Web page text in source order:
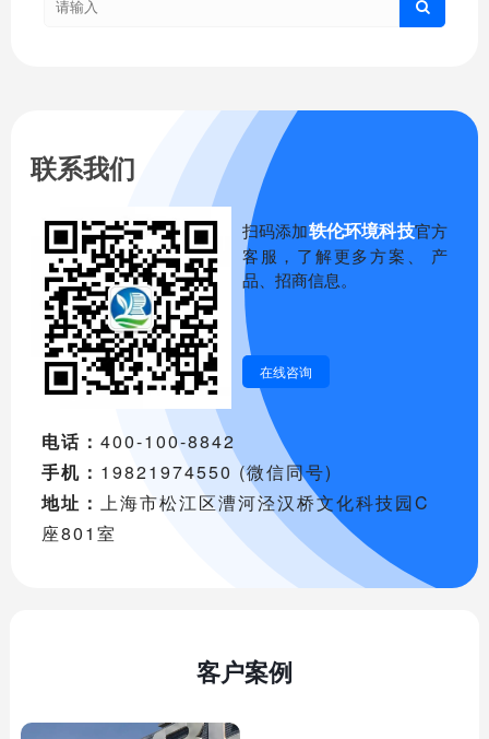
联系我们
扫码添加轶伦环境科技官方
客服，了解更多方案、 产
品、招商信息。
在线咨询
电话： 400-100-8842
手机： 19821974550 (微信同号)
地址： 上海市松江区漕河泾汉桥文化科技园C
座801室
客户案例